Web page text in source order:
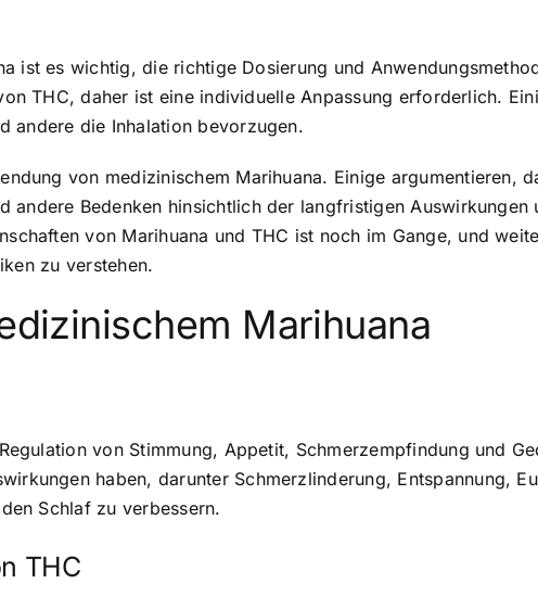
ist es wichtig, die richtige Dosierung und
THC, daher ist eine individuelle Anpassung erforderlich.
andere die Inhalation bevorzugen.
von medizinischem Marihuana. Einige argumentieren,
andere Bedenken hinsichtlich der langfristigen
von Marihuana und THC ist noch im Gange, und
zu verstehen.
Marihuana
von Stimmung, Appetit, Schmerzempfindung und
haben, darunter Schmerzlinderung, Entspannung,
Schlaf zu verbessern.
THC